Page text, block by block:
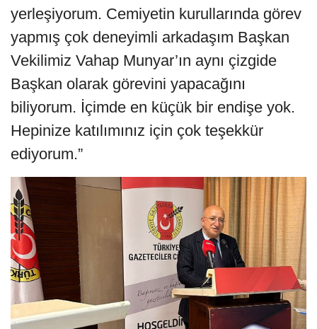
yerleşiyorum. Cemiyetin kurullarında görev
yapmış çok deneyimli arkadaşım Başkan
Vekilimiz Vahap Munyar’ın aynı çizgide
Başkan olarak görevini yapacağını
biliyorum. İçimde en küçük bir endişe yok.
Hepinize katılımınız için çok teşekkür
ediyorum.”